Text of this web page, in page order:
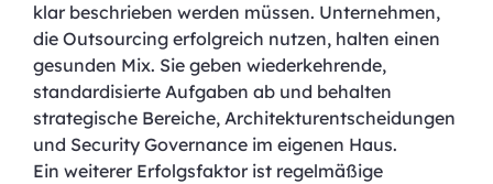
klar beschrieben werden müssen. Unternehmen,
die Outsourcing erfolgreich nutzen, halten einen
gesunden Mix. Sie geben wiederkehrende,
standardisierte Aufgaben ab und behalten
strategische Bereiche, Architekturentscheidungen
und Security Governance im eigenen Haus.
Ein weiterer Erfolgsfaktor ist regelmäßige